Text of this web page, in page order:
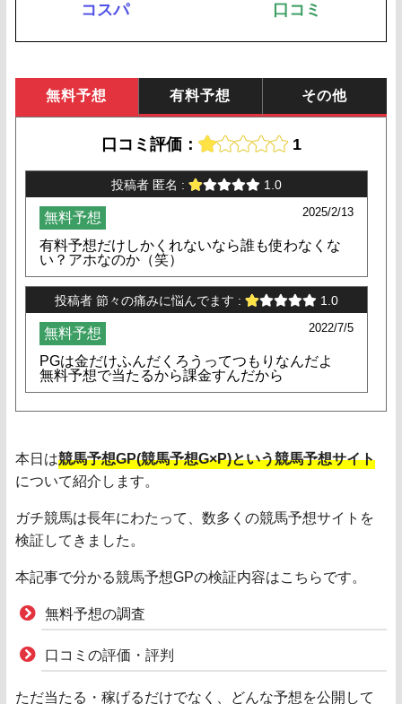
コスパ 口コミ
無料予想 有料予想 その他
口コミ評価： 1
投稿者 匿名 : 1.0
無料予想 2025/2/13
有料予想だけしかくれないなら誰も使わなくな
い？アホなのか（笑）
投稿者 節々の痛みに悩んでます : 1.0
無料予想 2022/7/5
PGは金だけふんだくろうってつもりなんだよ
無料予想で当たるから課金すんだから
本日は競馬予想GP(競馬予想G×P)という競馬予想サイト
について紹介します。
ガチ競馬は長年にわたって、数多くの競馬予想サイトを
検証してきました。
本記事で分かる競馬予想GPの検証内容はこちらです。
無料予想の調査
口コミの評価・評判
ただ当たる・稼げるだけでなく、どんな予想を公開して